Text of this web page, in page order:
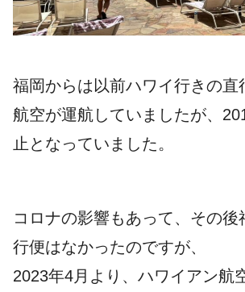
福岡からは以前ハワイ行きの直
航空が運航していましたが、
止となっていました。
コロナの影響もあって、その後
行便はなかったのですが、
2023年4月より、ハワイアン航